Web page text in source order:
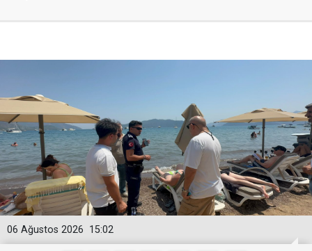
15:02
06 Ağustos 2026